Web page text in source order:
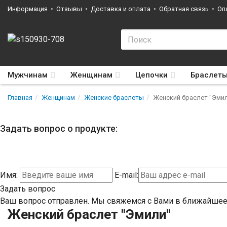
Информация Отзывы Доставка и оплата Обратная связь
Мужчинам Женщинам Цепочки
Главная Женщинам Женские браслеты Женский браслет
Задать вопрос о продукте:
Имя:
E-mail:
Задать вопрос
Ваш вопрос отправлен. Мы свяжемся с Вами в
Женский браслет "Эмили"